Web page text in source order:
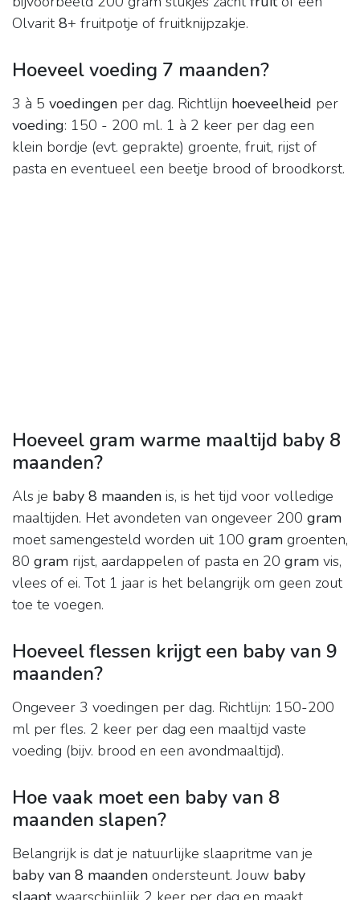
Olvarit8+ fruitpotje of fruitknijpzakje.
Hoeveel voeding 7 maanden?
3 à 5 voedingen per dag. Richtlijn hoeveelheid per
voeding: 150 - 200 ml. 1 à 2 keer per dag een
klein bordje (evt. geprakte) groente, fruit, rijst of
pasta en eventueel een beetje brood of broodkorst.
Hoeveel gram warme maaltijd baby 8
maanden?
Als je baby 8 maanden is, is het tijd voor volledige
maaltijden. Het avondeten van ongeveer 200 gram
moet samengesteld worden uit 100 gram groenten,
80 gram rijst, aardappelen of pasta en 20 gram vis,
vlees of ei. Tot 1 jaar is het belangrijk om geen zout
toe te voegen.
Hoeveel flessen krijgt een baby van 9
maanden?
Ongeveer 3 voedingen per dag. Richtlijn: 150-200
ml per fles. 2 keer per dag een maaltijd vaste
voeding (bijv. brood en een avondmaaltijd).
Hoe vaak moet een baby van 8
maanden slapen?
Belangrijk is dat je natuurlijke slaapritme van je
baby van 8 maanden ondersteunt. Jouw baby